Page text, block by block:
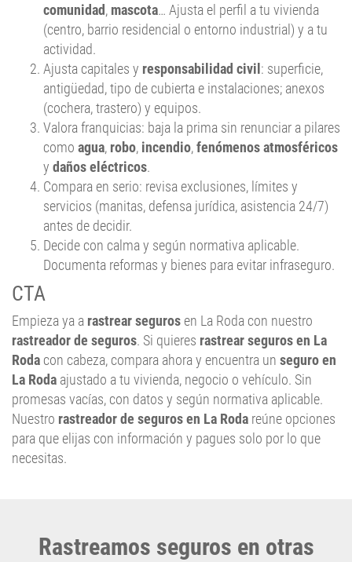
comunidad, mascota… Ajusta el perfil a tu vivienda
(centro, barrio residencial o entorno industrial) y a tu
actividad.
Ajusta capitales y responsabilidad civil : superficie,
antigüedad, tipo de cubierta e instalaciones; anexos
(cochera, trastero) y equipos.
Valora franquicias: baja la prima sin renunciar a pilares
como agua, robo, incendio,fenómenos atmosféricos
y daños eléctricos.
Compara en serio: revisa exclusiones, límites y
servicios (manitas, defensa jurídica, asistencia 24/7)
antes de decidir.
Decide con calma y según normativa aplicable.
Documenta reformas y bienes para evitar infraseguro.
CTA
Empieza ya a rastrear seguros en La Roda con nuestro
rastreador de seguros. Si quieres rastrear seguros en La
Roda con cabeza, compara ahora y encuentra un seguro en
La Roda ajustado a tu vivienda, negocio o vehículo. Sin
promesas vacías, con datos y según normativa aplicable.
Nuestro rastreador de seguros en La Roda reúne opciones
para que elijas con información y pagues solo por lo que
necesitas.
Rastreamos seguros en otras